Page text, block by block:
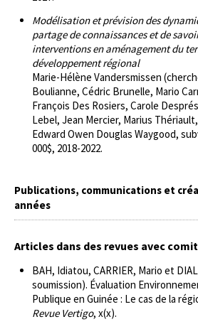
Modélisation et prévision des
partage de connaissances et de
interventions en aménagement du
développement régional
Marie-Hélène Vandersmissen
Boulianne, Cédric Brunelle, Mario
François Des Rosiers, Carole
Lebel, Jean Mercier, Marius
Edward Owen Douglas Waygood,
000$, 2018-2022.
Publications, communications et
années
Articles dans des revues avec
BAH, Idiatou, CARRIER, Mario et
soumission). Évaluation
Publique en Guinée : Le cas de la
Revue Vertigo, x(x).